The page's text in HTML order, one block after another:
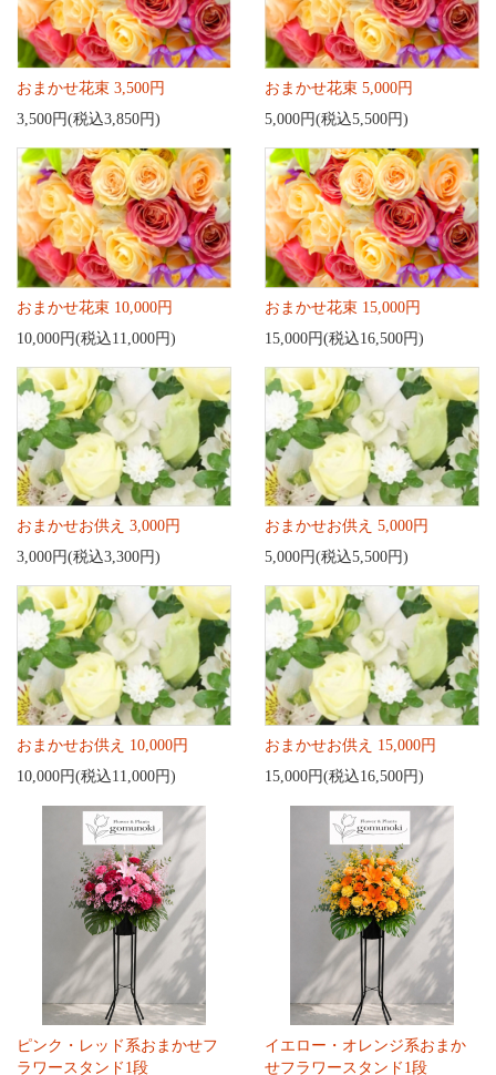
おまかせ花束 3,500円
3,500円(税込3,850円)
おまかせ花束 5,000円
5,000円(税込5,500円)
おまかせ花束 10,000円
10,000円(税込11,000円)
おまかせ花束 15,000円
15,000円(税込16,500円)
おまかせお供え 3,000円
3,000円(税込3,300円)
おまかせお供え 5,000円
5,000円(税込5,500円)
おまかせお供え 10,000円
10,000円(税込11,000円)
おまかせお供え 15,000円
15,000円(税込16,500円)
ピンク・レッド系おまかせフ
ラワースタンド1段
イエロー・オレンジ系おまか
せフラワースタンド1段